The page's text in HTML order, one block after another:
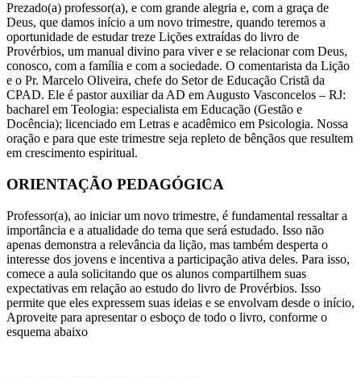
Prezado(a) professor(a), e com grande alegria e, com a graça de
Deus, que damos início a um novo trimestre, quando teremos a
oportunidade de estudar treze Lições extraídas do livro de
Provérbios, um manual divino para viver e se relacionar com Deus,
conosco, com a família e com a sociedade. O comentarista da Lição
e o Pr. Marcelo Oliveira, chefe do Setor de Educação Cristã da
CPAD. Ele é pastor auxiliar da AD em Augusto Vasconcelos – RJ:
bacharel em Teologia: especialista em Educação (Gestão e
Docência); licenciado em Letras e acadêmico em Psicologia. Nossa
oração e para que este trimestre seja repleto de bênçãos que resultem
em crescimento espiritual.
ORIENTAÇÃO PEDAGÓGICA
Professor(a), ao iniciar um novo trimestre, é fundamental ressaltar a
importância e a atualidade do tema que será estudado. Isso não
apenas demonstra a relevância da lição, mas também desperta o
interesse dos jovens e incentiva a participação ativa deles. Para isso,
comece a aula solicitando que os alunos compartilhem suas
expectativas em relação ao estudo do livro de Provérbios. Isso
permite que eles expressem suas ideias e se envolvam desde o início,
Aproveite para apresentar o esboço de todo o livro, conforme o
esquema abaixo